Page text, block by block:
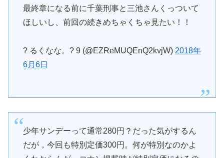
最終章になる前に千葉刑事と三池さんくっついて
ほしいし、前回の続きめちゃくちゃ見たい！！
? るくなな。? 9 (@EZReMUQEnQ2kvjW) 2018年
6月6日
少年サンデーって通常280円？だった気がするん
だが，今回も特別定価300円。何が特別なのかよ